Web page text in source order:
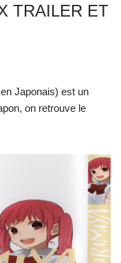
TRAILER ET
Japonais) est un
on retrouve le